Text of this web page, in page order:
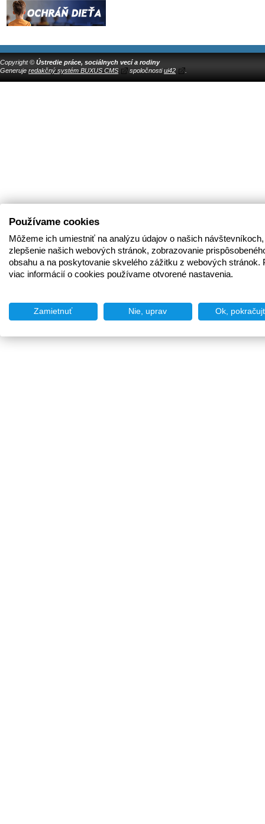
Copyright © Ústredie práce, sociálnych vecí a rodiny
Generuje redakčný systém BUXUS CMS spoločnostiui42
Používame cookies
Môžeme ich umiestniť na analýzu údajov o našich
zlepšenie našich webových stránok, zobrazovanie
obsahu a na poskytovanie skvelého zážitku z webových stránok.
viac informácií o cookies používame otvorené nastavenia.
Zamietnuť Nie, uprav Ok,